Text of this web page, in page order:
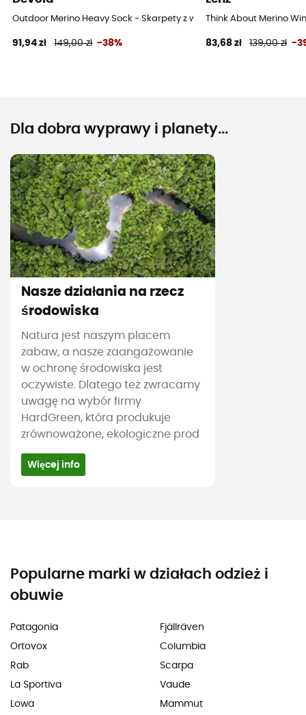
Outdoor Merino Heavy Sock - Skarpety z wełny Merino®
91,94 zł 149,00 zł -38%
Think About Merino
83,68 zł 139,00 zł -
Dla dobra wyprawy i planety...
Nasze działania na rzecz
środowiska
Natura jest naszym placem
zabaw, a nasze zaangażowanie
w ochronę środowiska jest
oczywiste. Dlatego też zwracamy
uwagę na wybór firmy
HardGreen, która produkuje
zrównoważone, ekologiczne prod
Więcej info
Popularne marki w działach odzież i
obuwie
Patagonia
Ortovox
Rab
La Sportiva
Lowa
Fjällräven
Columbia
Scarpa
Vaude
Mammut